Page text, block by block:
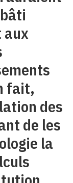
aux
fait,
des
de les
la